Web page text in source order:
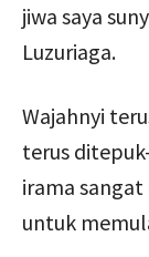
jiwa saya
Luzuriaga.
Wajahnyi
terus
irama
untuk